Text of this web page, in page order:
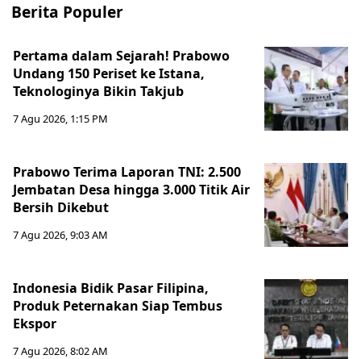
Berita Populer
Pertama dalam Sejarah! Prabowo
Undang 150 Periset ke Istana,
Teknologinya Bikin Takjub
7 Agu 2026, 1:15 PM
Prabowo Terima Laporan TNI: 2.500
Jembatan Desa hingga 3.000 Titik Air
Bersih Dikebut
7 Agu 2026, 9:03 AM
Indonesia Bidik Pasar Filipina,
Produk Peternakan Siap Tembus
Ekspor
7 Agu 2026, 8:02 AM